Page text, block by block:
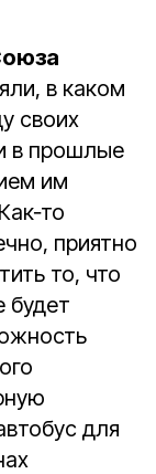
в каком
своих
в прошлые
им
приятно
то, что
будет
для